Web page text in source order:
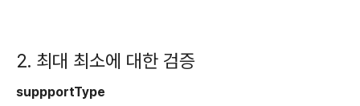
2. 최대 최소에 대한 검증
suppportType